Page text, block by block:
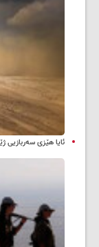
ئایا هێزی سەربازیی